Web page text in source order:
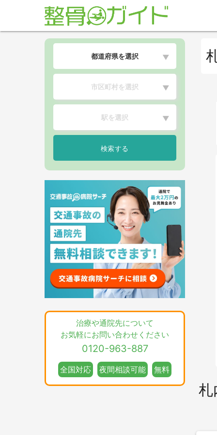
都道府県を選択 ▼
市区町村を選択 ▼
駅を選択 ▼
検索する
治療や通院先について
お気軽にお問い合わせください
0120-963-887
全国対応 夜間相談可能 無料
札